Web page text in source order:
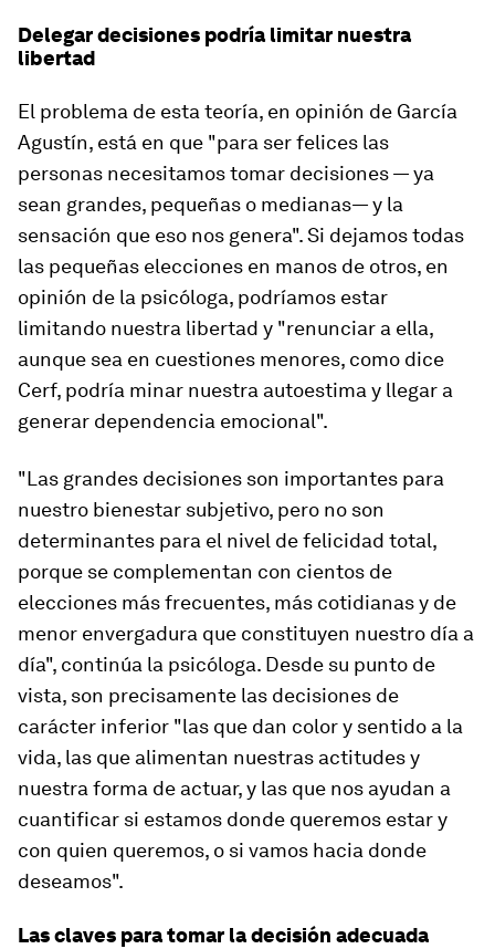
Delegar decisiones podría limitar nuestra
libertad
El problema de esta teoría, en opinión de García
Agustín, está en que "para ser felices las
personas necesitamos tomar decisiones — ya
sean grandes, pequeñas o medianas— y la
sensación que eso nos genera". Si dejamos todas
las pequeñas elecciones en manos de otros, en
opinión de la psicóloga, podríamos estar
limitando nuestra libertad y "renunciar a ella,
aunque sea en cuestiones menores, como dice
Cerf, podría minar nuestra autoestima y llegar a
generar dependencia emocional".
"Las grandes decisiones son importantes para
nuestro bienestar subjetivo, pero no son
determinantes para el nivel de felicidad total,
porque se complementan con cientos de
elecciones más frecuentes, más cotidianas y de
menor envergadura que constituyen nuestro día a
día", continúa la psicóloga. Desde su punto de
vista, son precisamente las decisiones de
carácter inferior "las que dan color y sentido a la
vida, las que alimentan nuestras actitudes y
nuestra forma de actuar, y las que nos ayudan a
cuantificar si estamos donde queremos estar y
con quien queremos, o si vamos hacia donde
deseamos".
Las claves para tomar la decisión adecuada